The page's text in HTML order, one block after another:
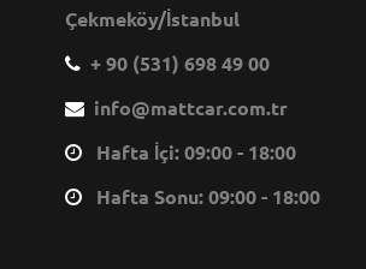
Çekmeköy/İstanbul
+ 90 (531) 698 49 00
info@mattcar.com.tr
Hafta İçi: 09:00 - 18:00
Hafta Sonu: 09:00 - 18:00